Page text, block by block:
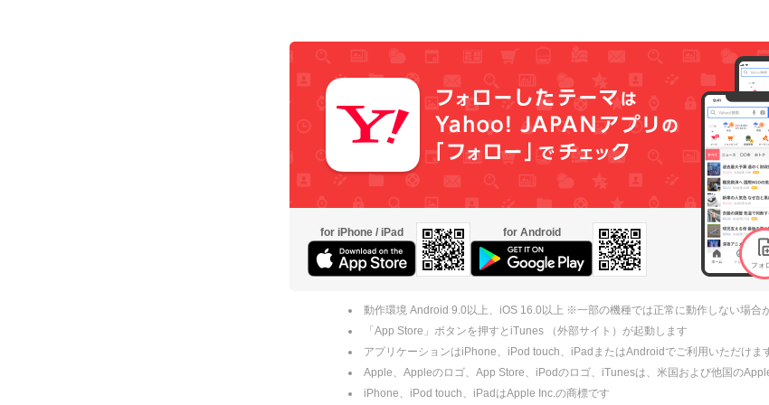
for iPhone / iPad for Android
動作環境 Android 9.0以上、iOS 16.0以上 ※一部の機種では正常に動作しない場合
「App Store」ボタンを押すとiTunes （外部サイト）が起動します
アプリケーションはiPhone、iPod touch、iPadまたはAndroidでご利用いただけま
Apple、Appleのロゴ、App Store、iPodのロゴ、iTunesは、米国および他国の
iPhone、iPod touch、iPadはApple Inc.の商標です